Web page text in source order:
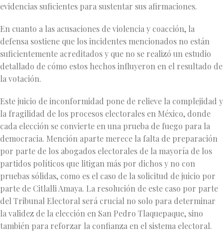
evidencias suficientes para sustentar sus afirmaciones.
En cuanto a las acusaciones de violencia y coacción, la
defensa sostiene que los incidentes mencionados no están
suficientemente acreditados y que no se realizó un estudio
detallado de cómo estos hechos influyeron en el resultado de
la votación.
Este juicio de inconformidad pone de relieve la complejidad y
la fragilidad de los procesos electorales en México, donde
cada elección se convierte en una prueba de fuego para la
democracia. Mención aparte merece la falta de preparación
por parte de los abogados electorales de la mayoría de los
partidos políticos que litigan más por dichos y no con
pruebas sólidas, como es el caso de la solicitud de juicio por
parte de Citlalli Amaya. La resolución de este caso por parte
del Tribunal Electoral será crucial no solo para determinar
la validez de la elección en San Pedro Tlaquepaque, sino
también para reforzar la confianza en el sistema electoral.